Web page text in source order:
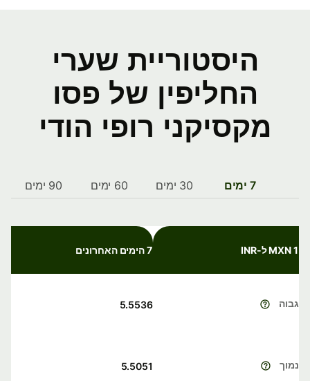
היסטוריית שערי
החליפין של פסו
מקסיקני רופי הודי
7 ימים 30 ימים 60 ימים 90 ימים
1 MXN ל-INR 7 הימים האחרונים
גבוה 5.5536
נמוך 5.5051